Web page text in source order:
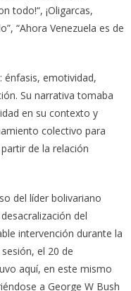
todo!“, ¡Oligarcas,
“Ahora Venezuela es de
énfasis, emotividad,
Su narrativa tomaba
en su contexto y
colectivo para
de la relación
del líder bolivariano
del
intervención durante la
el 20 de
aquí, en este mismo
a George W Bush